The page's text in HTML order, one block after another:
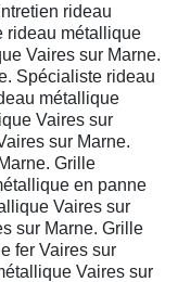
rideau
rideau métallique
Vaires sur Marne.
Spécialiste rideau
métallique
Vaires sur
sur Marne.
Grille
en panne
Vaires sur
sur Marne. Grille
fer Vaires sur
Vaires sur